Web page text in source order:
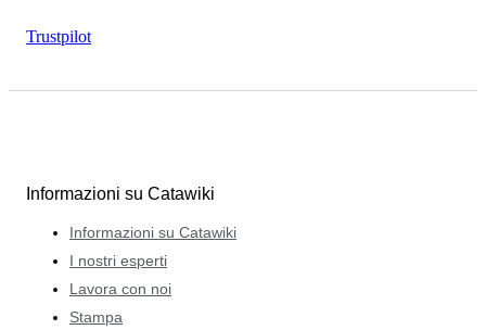
Trustpilot
Informazioni su Catawiki
Informazioni su Catawiki
I nostri esperti
Lavora con noi
Stampa